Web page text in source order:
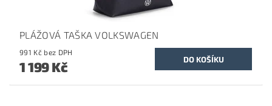
PLÁŽOVÁ TAŠKA VOLKSWAGEN
991 Kč bez DPH
1 199 Kč